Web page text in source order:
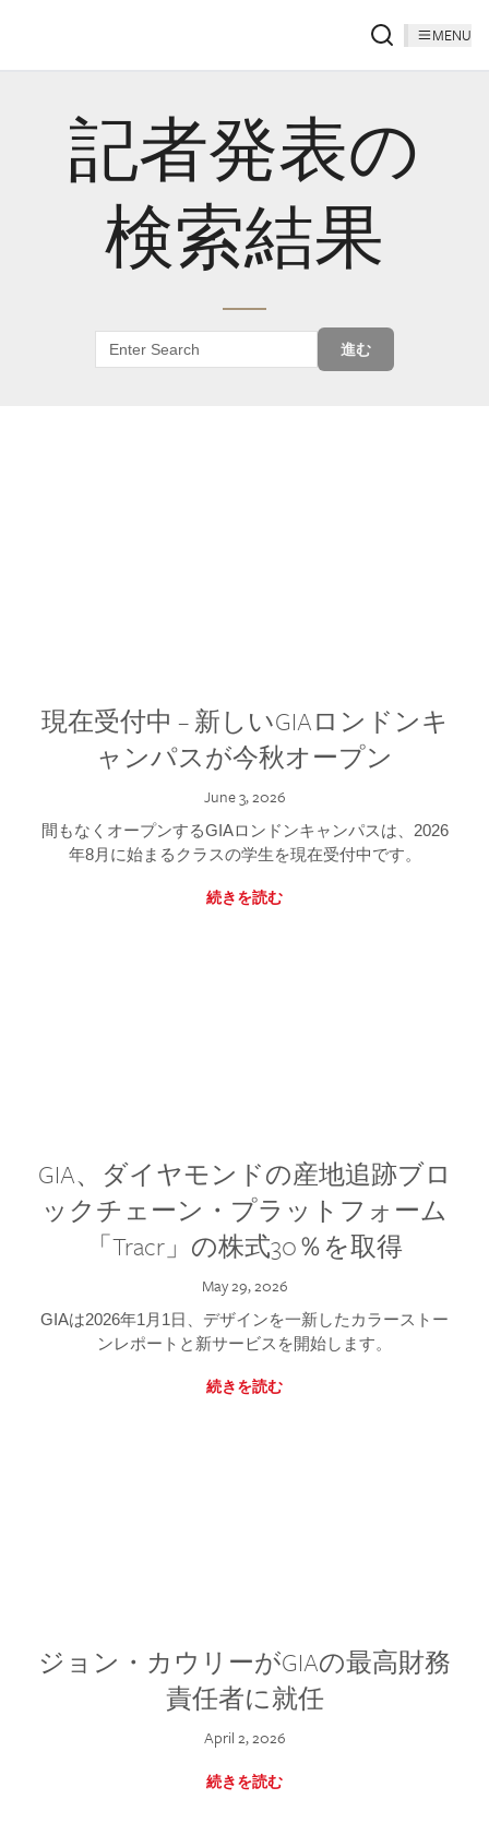
MENU
記者発表の
検索結果
進む
現在受付中 – 新しいGIAロンドンキ
ャンパスが今秋オープン
June 3, 2026
間もなくオープンするGIAロンドンキャンパスは、2026
年8月に始まるクラスの学生を現在受付中です。
続きを読む
GIA、ダイヤモンドの産地追跡ブロ
ックチェーン・プラットフォーム
「Tracr」の株式30％を取得
May 29, 2026
GIAは2026年1月1日、デザインを一新したカラーストー
ンレポートと新サービスを開始します。
続きを読む
ジョン・カウリーがGIAの最高財務
責任者に就任
April 2, 2026
続きを読む